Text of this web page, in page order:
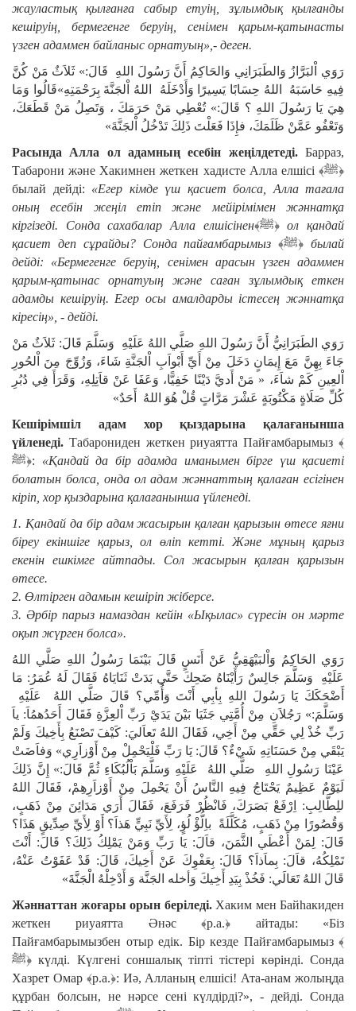
жауластық қылғанға сабыр етуің, зұлымдық қылғанды
кешіруің, бермегенге беруің, сенімен қарым-қатынасты
үзген адаммен байланыс орнатуың»,- деген.
رَوَي اْلبَرَّازُ وَالطَبَرَانِي وَالحَاكِمُ أَنَّ رَسُولَ اللهِ قَالَ:» ثَلاَثٌ مَنْ كُنَّ
فِيهِ حَاسَبَهُ اللهُ حِسَابًا يَسِيرًا وَأَدْخَلَهُ اللهُ اْلجَنَّةَ بِرَحْمَتِهِ»قَالُوا وَمَا
هِيَ يَا رَسُولَ اللهِ ؟ قَالَ:» تُعْطِي مَنْ حَرَمَكَ ، وَتَصِلُ مَنْ قَطَعَكَ،
وَتَعْفُو عَمَّنْ ظَلَمَكَ، فإِذَا فَعَلْتَ ذَلِكَ تَدْخُلُ اْلجَنَّةَ»
Расында Алла ол адамның есебін жеңілдетеді.Барраз,
Табарони және Хакимнен жеткен хадисте Алла елшісі ﴾ﷺ﴿
былай дейді: «Егер кімде үш қасиет болса, Алла тағала
оның есебін жеңіл етіп және мейірімімен жәннатқа
кіргізеді. Сонда сахабалар Алла елшісінен
﴾ﷺ﴿ол қандай
қасиет деп сұрайды? Сонда пайғамбарымыз
﴾ﷺ﴿былай
дейді: «Бермегенге беруің, сенімен арасын үзген адаммен
қарым-қатынас орнатуың және саған зұлымдық еткен
адамды кешіруің. Егер осы амалдарды істесең жәннатқа
кіресің», - дейді.
رَوَي الطَبَرَانِيُّ أَنَّ رَسُولَ اللهِ صَلَّي اللهُ عَلَيْهِ وَسَلَّمَ قَالَ: ثَلاَثٌ مَنْ
جَاءَ بِهِنَّ مَعَ إِيمَانٍ دَخَلَ مِنْ أَيِّ أَبْواَبِ اْلجَنَّةِ شَاءَ، وَزُوِّجَ مِنَ اْلحُورِ
اْلعِينِ كَمْ شاَءَ، « مَنْ أَديَّ دَيْنًا خَفِيًّا، وَعَفَا عَنْ قاَتِلِهِ، وَقَرَأَ فِي دُبُرِ
كُلِّ صَلَاةٍ مَكْتُوبَةٍ عَشْرَ مَرَّاتٍ قُلْ هُوَ اللهُ أَحَدٌ»
Кешірімшіл адам хор қыздарына қалағанынша
үйленеді. Табарониден жеткен риуаятта Пайғамбарымыз ﴾
ﷺ﴿: «Қандай да бір адамда иманымен бірге үш қасиеті
болатын болса, онда ол адам жәннаттың қалаған есігінен
кіріп, хор қыздарына қалағанынша үйленеді.
1. Қандай да бір адам жасырын қалған қарызын өтесе яғни
біреу екіншіге қарыз, ол өліп кетті. Және мұның қарыз
екенін ешкімге айтпады. Сол жасырын қалған қарызын
өтесе.
2. Өлтірген адамын кешіріп жіберсе.
3. Әрбір парыз намаздан кейін «Ықылас» сүресін он мәрте
оқып жүрген болса».
رَوَي الحَاكِمُ وَاْلبَيْهَقِيُّ عَنْ أَنَسٍ قَالَ بَيْنَمَا رَسُولُ اللهِ صَلَّي اللهُ
عَلَيْهِ وَسَلَّمَ جَالِسٌ رَأَيْنَاهُ ضَحِكَ حَتَّي بَدَتْ ثَنَايَاهُ فَقَالَ لَهُ عُمَرُ: مَا
أَضْحَكَكَ يَا رَسُولَ اللهِ بِأبِي أَنْتَ وَأُمِّي؟ قَالَ صَلَّي اللهُ عَلَيْهِ
وَسَلَّمَ:» رَجُلاَنِ مِنْ أُمَّتِي جَثَيَا بَيْنَ يَدَيْ رَبِّ اْلعِزَّةِ فَقَالَ أَحَدُهمُاَ: ياَ
رَبِّ خُذْ لِي حَقِّي مِنْ أَخِي، فَقَالَ اللهُ تَعاَليَ: كَيْفَ تَصْنَعُ بِأَخِيكَ وَلَمْ
يَبْقَي مِنْ حَسَنَاتِهِ شَيْءٌ؟ قَالَ: يَا رَبِّ فَلْيَحْمِلْ مِنْ أَوْزاَرِي» وَفاَضَتْ
عَيْنَا رَسُولِ اللهِ صَلَّي اللهُ عَلَيْهِ وَسَلَّمَ بَاْلُبُكَاءِ ثُمَّ قَالَ:» إِنَّ ذَلِكَ
لَيَوْمٌ عَظِيمٌ يَحْتَاجُ فِيهِ النَّاسُ أَنْ يَحْمِلَ مِنْ أَوْزاَرِهِمْ، فَقَالَ اللهُ
للِطَّالِبِ: اِرْفَعْ بَصَرَكَ، فَانْظُرْ فَرَفَعَ، فَقَالَ أَرَي مَدَائِنَ مِنْ ذَهَبٍ،
وَقُصُورًا مِنْ ذَهَبٍ، مُكَلَّلَةً باِلُّؤْ لُؤٍ، لِأَيِّ نَبِيٍّ هَذاَ؟ أَوْ لِأَيِّ صِدِّيقٍ هَذَا؟
قَالَ: لِمَنْ أَعْطَي الثَّمَنَ، قاَلَ: يَا رَبِّ وَمَنْ يَمْلِكُ ذَلِكَ؟ قَالَ: أَنْتَ
تَمْلِكُهُ، قاَلَ: بِماَذاَ؟ قَالَ: بِعَفْوِكَ عَنْ أَخِيكَ، قَالَ: قَدْ عَفَوْتُ عَنْهُ،
قَالَ اللهُ تَعَالَي: فَخُذْ بِيَدِ أَخِيكَ وَأخله الجَنَّة وَ أَدْخِلْهُ الْجَنَّةَ»
Жәннаттан жоғары орын беріледі.Хаким мен Байһакиден
жеткен риуаятта Әнәс ﴾р.а.﴿ айтады: «Біз
Пайғамбарымызбен отыр едік. Бір кезде Пайғамбарымыз ﴾
ﷺ﴿ күлді. Күлгені соншалық тіпті тістері көрінді. Сонда
Хазрет Омар ﴾р.а.﴿: Иә, Алланың елшісі! Ата-анам жолыңда
құрбан болсын, не нәрсе сені күлдірді?», - дейді. Сонда